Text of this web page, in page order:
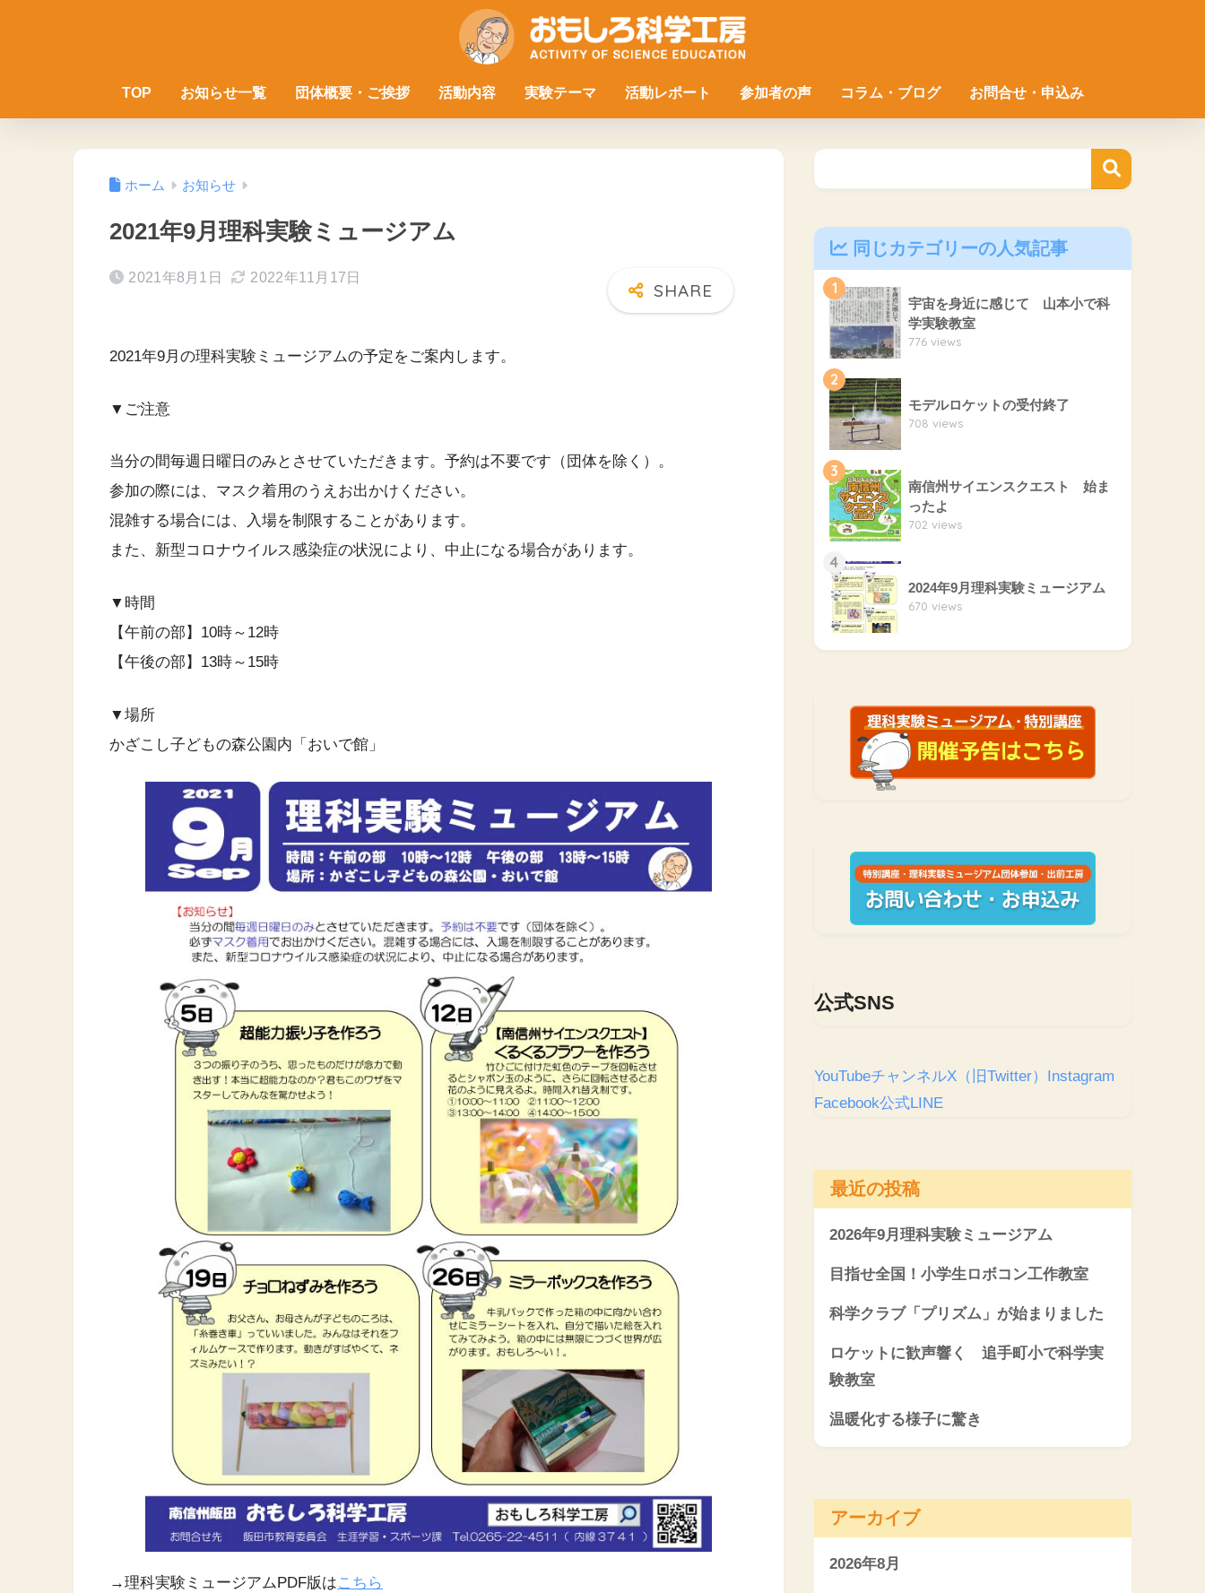
TOP お知らせ一覧 団体概要・ご挨拶 活動内容 実験テーマ 活動レポート 参加者の声 コラム・ブログ お問合せ・申込み
ホーム お知らせ
2021年9月理科実験ミュージアム
2021年8月1日 2022年11月17日
2021年9月の理科実験ミュージアムの予定をご案内します。
▼ご注意
当分の間毎週日曜日のみとさせていただきます。予約は不要です（団体を除く）。
参加の際には、マスク着用のうえお出かけください。
混雑する場合には、入場を制限することがあります。
また、新型コロナウイルス感染症の状況により、中止になる場合があります。
▼時間
【午前の部】10時～12時
【午後の部】13時～15時
▼場所
かざこし子どもの森公園内「おいで館」
→理科実験ミュージアムPDF版はこちら
同じカテゴリーの人気記事
1
宇宙を身近に感じて 山本小で科
学実験教室
776 views
2
モデルロケットの受付終了
708 views
3
南信州サイエンスクエスト 始ま
ったよ
702 views
4
2024年9月理科実験ミュージアム
670 views
公式SNS
YouTubeチャンネルX（旧Twitter） Instagram
Facebook公式LINE
最近の投稿
2026年9月理科実験ミュージアム
目指せ全国！小学生ロボコン工作教室
科学クラブ「プリズム」が始まりました
ロケットに歓声響く 追手町小で科学実
験教室
温暖化する様子に驚き
アーカイブ
2026年8月